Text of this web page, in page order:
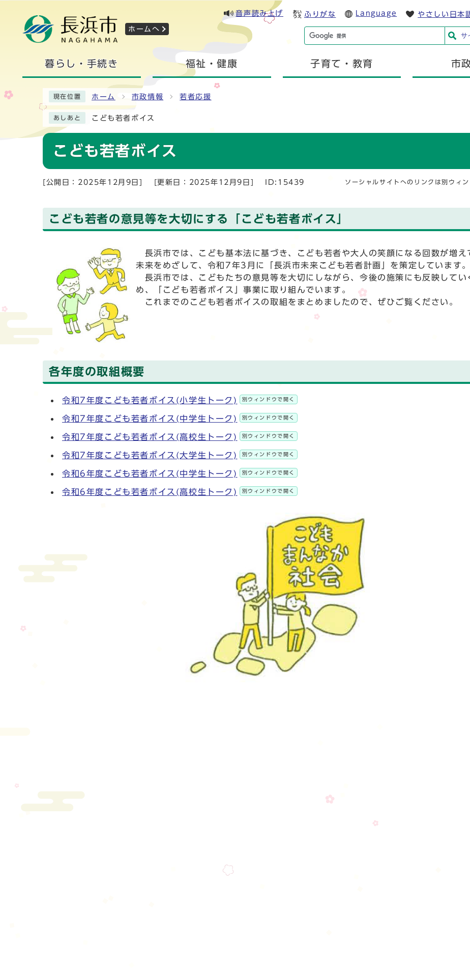
ホームへ
音声読み上げ ふりがな Language やさしい日本
サ
暮らし・手続き 福祉・健康 子育て・教育 市
現在位置 ホーム 市政情報 若者応援
あしあと こども若者ボイス
こども若者ボイス
[公開日：2025年12月9日] [更新日：2025年12月9日] ID:15439 ソーシャルサイトへのリンクは別ウィ
こども若者の意見等を大切にする「こども若者ボイス」
長浜市では、こども基本法に基づき、こども若者や大人の笑顔になる回数が増え
未来をめざして、令和7年3月に「長浜市未来こども若者計画」を策定しています。
長浜市では、こどもたちの意見等を大切にしながら、今後の施策にも反映してい
め、「こども若者ボイス」事業に取り組んでいます。
これまでのこども若者ボイスの取組をまとめましたので、ぜひご覧ください。
各年度の取組概要
令和7年度こども若者ボイス(小学生トーク) 別ウィンドウで開く
令和7年度こども若者ボイス(中学生トーク) 別ウィンドウで開く
令和7年度こども若者ボイス(高校生トーク) 別ウィンドウで開く
令和7年度こども若者ボイス(大学生トーク) 別ウィンドウで開く
令和6年度こども若者ボイス(中学生トーク) 別ウィンドウで開く
令和6年度こども若者ボイス(高校生トーク) 別ウィンドウで開く